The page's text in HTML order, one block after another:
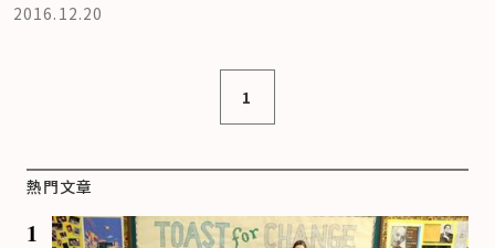
2016.12.20
1
熱門文章
1